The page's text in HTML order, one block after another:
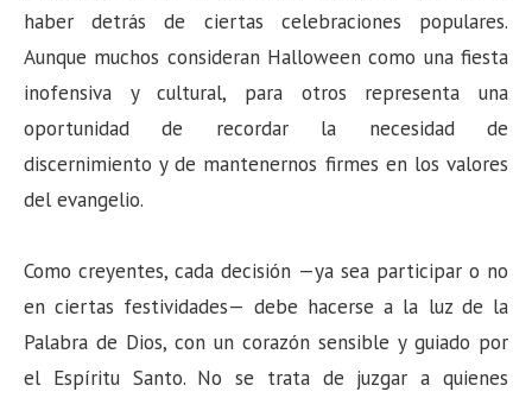
haber detrás de ciertas celebraciones populares.
Aunque muchos consideran Halloween como una fiesta
inofensiva y cultural, para otros representa una
oportunidad de recordar la necesidad de
discernimiento y de mantenernos firmes en los valores
del evangelio.
Como creyentes, cada decisión —ya sea participar o no
en ciertas festividades— debe hacerse a la luz de la
Palabra de Dios, con un corazón sensible y guiado por
el Espíritu Santo. No se trata de juzgar a quienes